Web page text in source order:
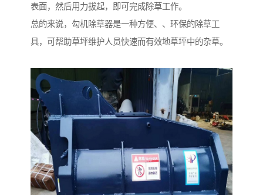
表面，然后用力拔起，即可完成除草工作。
总的来说，勾机除草器是一种方便、、环保的除草工
具，可帮助草坪维护人员快速而有效地草坪中的杂草。